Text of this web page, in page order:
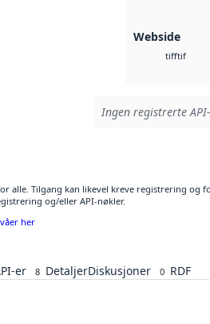
Webside
tifftif
Ingen registrerte
alle. Tilgang kan likevel kreve registrering og
og/eller API-nøkler.
her
er 8 DetaljerDiskusjoner 0 RDF